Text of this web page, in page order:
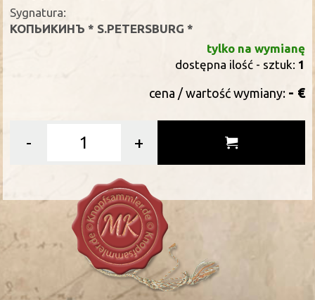
Sygnatura:
КОПЬИКИНЪ * S.PETERSBURG *
tylko na wymianę
dostępna ilość - sztuk: 1
cena / wartość wymiany: - €
- +